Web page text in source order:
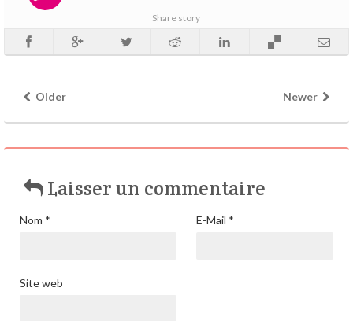
Share story
Older Newer
Laisser un commentaire
Nom * E-Mail *
Site web